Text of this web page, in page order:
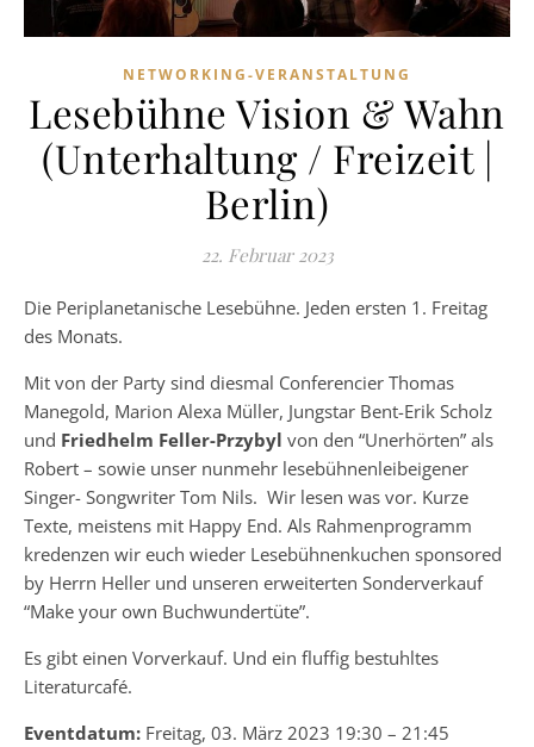
NETWORKING-VERANSTALTUNG
Lesebühne Vision & Wahn
(Unterhaltung / Freizeit |
Berlin)
22. Februar 2023
Die Periplanetanische Lesebühne. Jeden ersten 1. Freitag
des Monats.
Mit von der Party sind diesmal Conferencier Thomas
Manegold, Marion Alexa Müller, Jungstar Bent-Erik Scholz
und Friedhelm Feller-Przybyl von den “Unerhörten” als
Robert – sowie unser nunmehr lesebühnenleibeigener
Singer- Songwriter Tom Nils. Wir lesen was vor. Kurze
Texte, meistens mit Happy End. Als Rahmenprogramm
kredenzen wir euch wieder Lesebühnenkuchen sponsored
by Herrn Heller und unseren erweiterten Sonderverkauf
“Make your own Buchwundertüte”.
Es gibt einen Vorverkauf. Und ein fluffig bestuhltes
Literaturcafé.
Eventdatum: Freitag, 03. März 2023 19:30 – 21:45